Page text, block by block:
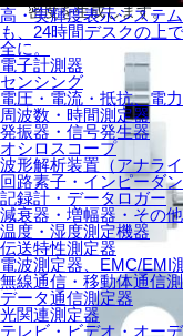
高・実輝度表示システ
も、24時間デスクの上
全に。
電子計測器
センシング
電圧・電流・抵抗、電
周波数・時間測定器
発振器・信号発生器
オシロスコープ
波形解析装置（アナライ
回路素子・インピーダ
記録計・データロガー
減衰器・増幅器・その
温度・湿度測定機器
伝送特性測定器
電波測定器、EMC/EMI
無線通信・移動体通信
データ通信測定器
光関連測定器
テレビ・ビデオ・オー
密度を生成します。